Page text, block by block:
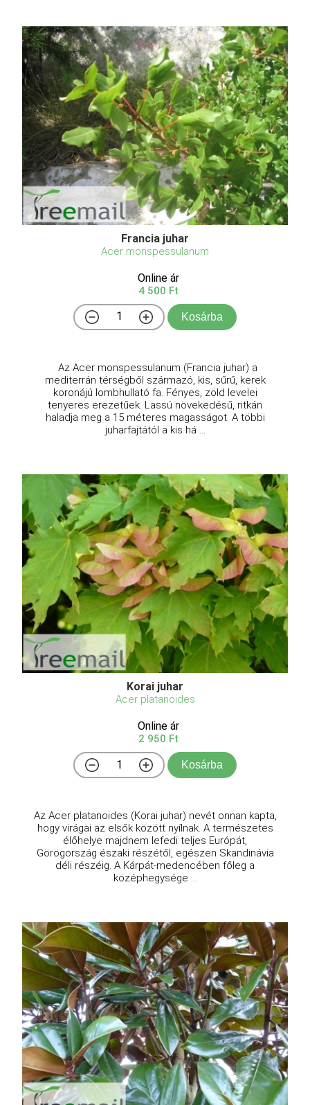
Francia juhar
Acer monspessulanum
Online ár
4 500 Ft
Kosárba
Az Acer monspessulanum (Francia juhar) a
mediterrán térségből származó, kis, sűrű, kerek
koronájú lombhullató fa. Fényes, zöld levelei
tenyeres erezetűek. Lassú növekedésű, ritkán
haladja meg a 15 méteres magasságot. A többi
juharfajtától a kis há ...
Korai juhar
Acer platanoides
Online ár
2 950 Ft
Kosárba
Az Acer platanoides (Korai juhar) nevét onnan kapta,
hogy virágai az elsők között nyílnak. A természetes
élőhelye majdnem lefedi teljes Európát,
Görögország északi részétől, egészen Skandinávia
déli részéig. A Kárpát-medencében főleg a
középhegysége ...